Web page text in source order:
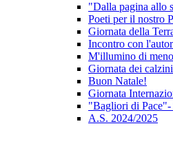
"Dalla pagina allo
Poeti per il nostro
Giornata della
Incontro con
M'illumino di meno
Giornata dei
Buon Natale!
Giornata
"Bagliori di Pace"-
A.S. 2024/2025